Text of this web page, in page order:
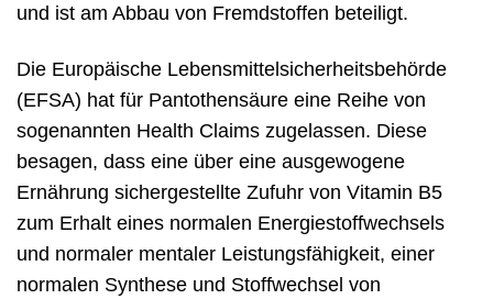
und ist am Abbau von Fremdstoffen beteiligt.
Die Europäische Lebensmittelsicherheitsbehörde
(EFSA) hat für Pantothensäure eine Reihe von
sogenannten Health Claims zugelassen. Diese
besagen, dass eine über eine ausgewogene
Ernährung sichergestellte Zufuhr von Vitamin B5
zum Erhalt eines normalen Energiestoffwechsels
und normaler mentaler Leistungsfähigkeit, einer
normalen Synthese und Stoffwechsel von